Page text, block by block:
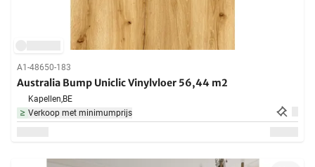
A1-48650-183
Australia Bump Uniclic Vinylvloer 56,44 m2
Kapellen,BE
Verkoop met minimumprijs